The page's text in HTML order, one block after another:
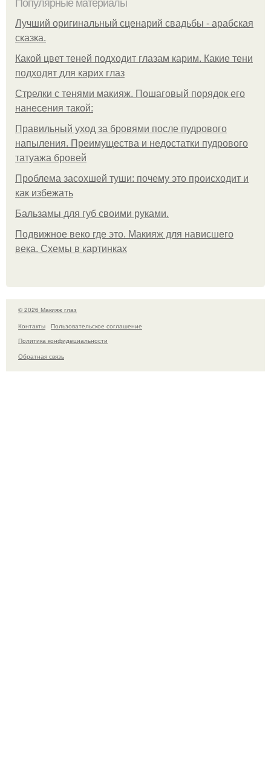
Популярные материалы
Лучший оригинальный сценарий свадьбы - арабская
сказка.
Какой цвет теней подходит глазам карим. Какие тени
подходят для карих глаз
Стрелки с тенями макияж. Пошаговый порядок его
нанесения такой:
Правильный уход за бровями после пудрового
напыления. Преимущества и недостатки пудрового
татуажа бровей
Проблема засохшей туши: почему это происходит и
как избежать
Бальзамы для губ своими руками.
Подвижное веко где это. Макияж для нависшего
века. Схемы в картинках
© 2026 Макияж глаз
Контакты
Пользовательское соглашение
Политика конфидециальности
Обратная связь